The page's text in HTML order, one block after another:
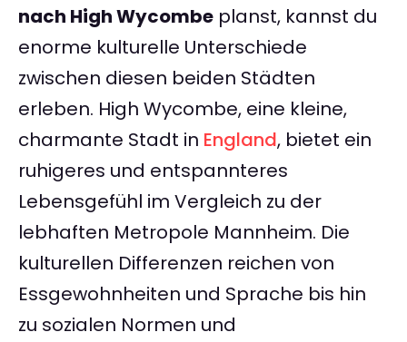
nach High Wycombe planst, kannst du
enorme kulturelle Unterschiede
zwischen diesen beiden Städten
erleben. High Wycombe, eine kleine,
charmante Stadt in England, bietet ein
ruhigeres und entspannteres
Lebensgefühl im Vergleich zu der
lebhaften Metropole Mannheim. Die
kulturellen Differenzen reichen von
Essgewohnheiten und Sprache bis hin
zu sozialen Normen und